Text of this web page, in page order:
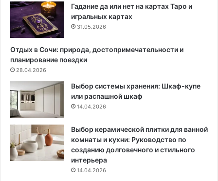
л
е
н
и
п
х
о
д
щ
и
е
Гадание да или нет на картах Таро и
игральных картах
31.05.2026
Отдых в Сочи: природа, достопримечательности и
планирование поездки
28.04.2026
Выбор системы хранения: Шкаф-купе
или распашной шкаф
14.04.2026
Выбор керамической плитки для ванной
комнаты и кухни: Руководство по
созданию долговечного и стильного
интерьера
14.04.2026